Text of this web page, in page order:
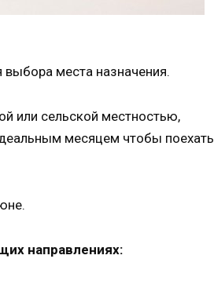
места назначения.
или сельской местностью,
месяцем чтобы поехать
направлениях: